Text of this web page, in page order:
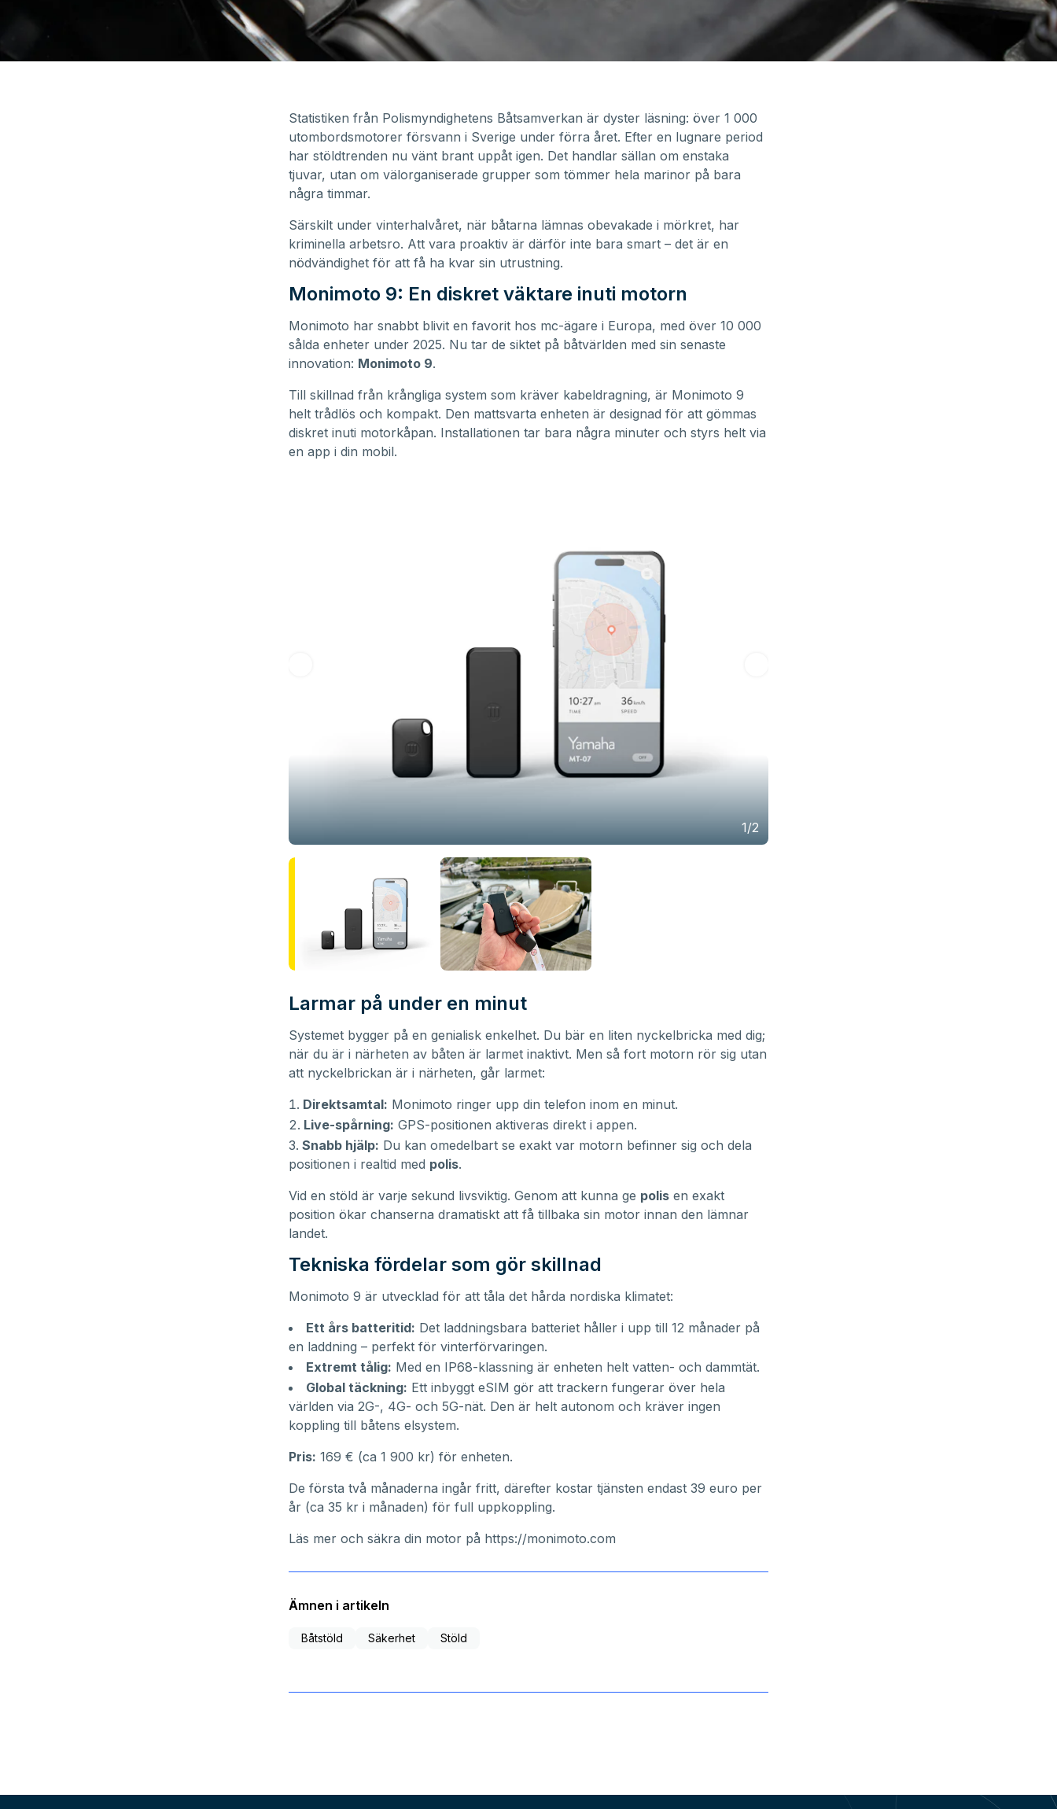
Statistiken från Polismyndighetens Båtsamverkan är dyster läsning: över 1 000
utombordsmotorer försvann i Sverige under förra året. Efter en lugnare period
har stöldtrenden nu vänt brant uppåt igen. Det handlar sällan om enstaka
tjuvar, utan om välorganiserade grupper som tömmer hela marinor på bara
några timmar.
Särskilt under vinterhalvåret, när båtarna lämnas obevakade i mörkret, har
kriminella arbetsro. Att vara proaktiv är därför inte bara smart – det är en
nödvändighet för att få ha kvar sin utrustning.
Monimoto 9: En diskret väktare inuti motorn
Monimoto har snabbt blivit en favorit hos mc-ägare i Europa, med över 10 000
sålda enheter under 2025. Nu tar de siktet på båtvärlden med sin senaste
innovation: Monimoto 9.
Till skillnad från krångliga system som kräver kabeldragning, är Monimoto 9
helt trådlös och kompakt. Den mattsvarta enheten är designad för att gömmas
diskret inuti motorkåpan. Installationen tar bara några minuter och styrs helt via
en app i din mobil.
1/2
Larmar på under en minut
Systemet bygger på en genialisk enkelhet. Du bär en liten nyckelbricka med dig;
när du är i närheten av båten är larmet inaktivt. Men så fort motorn rör sig utan
att nyckelbrickan är i närheten, går larmet:
Direktsamtal: Monimoto ringer upp din telefon inom en minut.
Live-spårning: GPS-positionen aktiveras direkt i appen.
Snabb hjälp: Du kan omedelbart se exakt var motorn befinner sig och dela
positionen i realtid med polis.
Vid en stöld är varje sekund livsviktig. Genom att kunna ge polis en exakt
position ökar chanserna dramatiskt att få tillbaka sin motor innan den lämnar
landet.
Tekniska fördelar som gör skillnad
Monimoto 9 är utvecklad för att tåla det hårda nordiska klimatet:
Ett års batteritid: Det laddningsbara batteriet håller i upp till 12 månader på
en laddning – perfekt för vinterförvaringen.
Extremt tålig: Med en IP68-klassning är enheten helt vatten- och dammtät.
Global täckning: Ett inbyggt eSIM gör att trackern fungerar över hela
världen via 2G-, 4G- och 5G-nät. Den är helt autonom och kräver ingen
koppling till båtens elsystem.
Pris: 169 € (ca 1 900 kr) för enheten.
De första två månaderna ingår fritt, därefter kostar tjänsten endast 39 euro per
år (ca 35 kr i månaden) för full uppkoppling.
Läs mer och säkra din motor på https://monimoto.com
Ämnen i artikeln
Båtstöld Säkerhet Stöld